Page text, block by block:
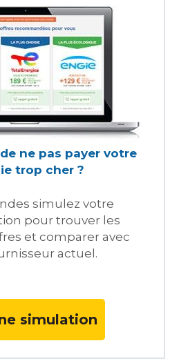
ne pas payer votre
trop cher ?
simulez votre
pour trouver les
et comparer avec
actuel.
simulation